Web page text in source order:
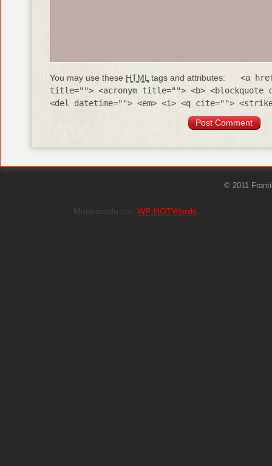
You may use these HTML tags and attributes:
<a
title=""> <acronym title=""> <b> <blockquote
<del datetime=""> <em> <i> <q cite="">
© 2011
Monetizado con WP-HOTWords.